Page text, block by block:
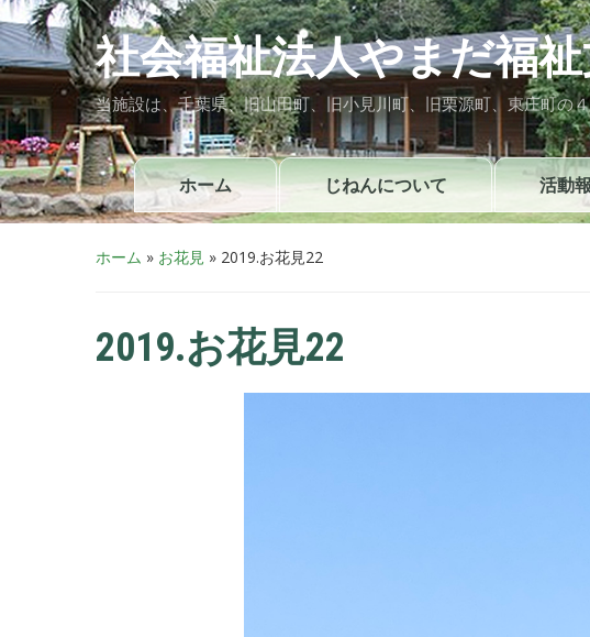
社会福祉法人やまだ福
当施設は、千葉県、旧山田町、旧小見川町、旧栗源町、東庄町の
ホーム じねんについて 活動
ホーム » お花見 » 2019.お花見22
2019.お花見22